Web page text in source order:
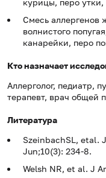
курицы, перо
Смесь аллергенов
волнистого
канарейки, перо
Кто назначает
Аллерголог, педиатр,
терапевт, врач общей
Литература
SzeinbachSL, etal.
Jun;10(3): 234-8.
Welsh NR, et al. J